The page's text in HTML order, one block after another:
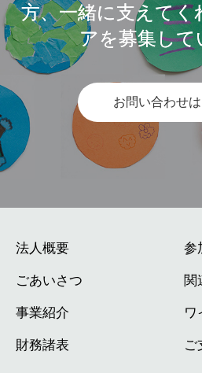
方、一緒に支えて
アを募集して
お問い合わせ
法人概要
ごあいさつ
事業紹介
財務諸表
参
関
ワ
ご